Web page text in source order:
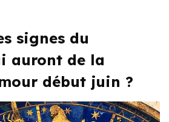
signes du
auront de la
début juin ?